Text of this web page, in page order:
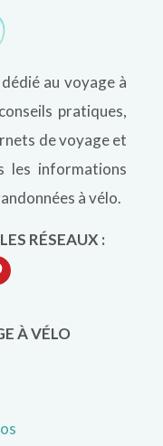
au voyage à
pratiques,
de voyage et
les informations
à vélo.
RÉSEAUX :
À VÉLO